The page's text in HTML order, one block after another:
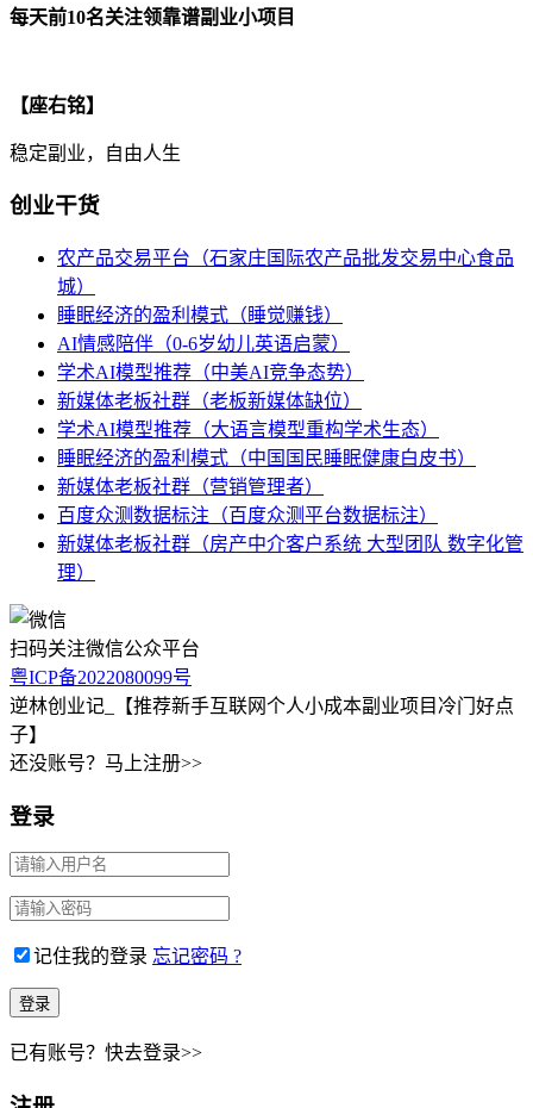
每天前10名关注领靠谱副业小项目
【座右铭】
稳定副业，自由人生
创业干货
农产品交易平台（石家庄国际农产品批发交易中心食品
城）
睡眠经济的盈利模式（睡觉赚钱）
AI情感陪伴（0-6岁幼儿英语启蒙）
学术AI模型推荐（中美AI竞争态势）
新媒体老板社群（老板新媒体缺位）
学术AI模型推荐（大语言模型重构学术生态）
睡眠经济的盈利模式（中国国民睡眠健康白皮书）
新媒体老板社群（营销管理者）
百度众测数据标注（百度众测平台数据标注）
新媒体老板社群（房产中介客户系统 大型团队 数字化管
理）
扫码关注微信公众平台
粤ICP备2022080099号
逆林创业记_【推荐新手互联网个人小成本副业项目冷门好点
子】
还没账号？马上注册>>
登录
记住我的登录 忘记密码 ?
已有账号？快去登录>>